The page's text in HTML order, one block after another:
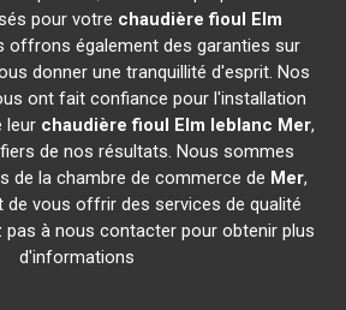
pour votre chaudière fioul Elm
offrons également des garanties sur
donner une tranquillité d'esprit. Nos
ont fait confiance pour l'installation
leur chaudière fioul Elm leblanc Mer,
de nos résultats. Nous sommes
de la chambre de commerce de Mer,
de vous offrir des services de qualité
pas à nous contacter pour obtenir plus
d'informations